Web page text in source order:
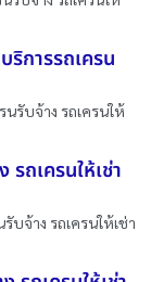
ริการรถเครน
นรับจ้าง รถเครนให้
ถเครนให้เช่า
บจ้าง รถเครนให้เช่า